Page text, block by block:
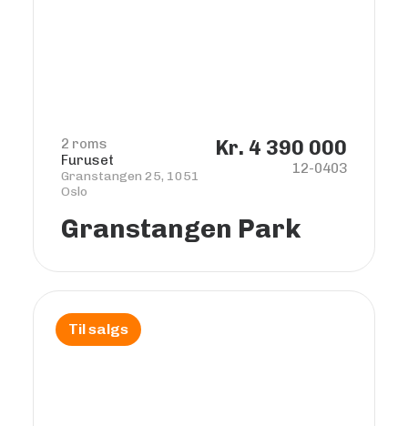
2 roms
Furuset
Granstangen 25, 1051
Oslo
Kr. 4 390 000
12-0403
Granstangen Park
Til salgs